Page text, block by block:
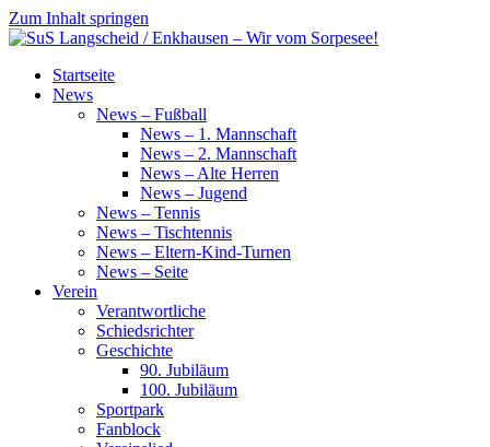
Zum Inhalt springen
SuS
Langscheid
Startseite
News
News – Fußball
News – 1. Mannschaft
News – 2. Mannschaft
News – Alte Herren
News – Jugend
News – Tennis
News – Tischtennis
News – Eltern-Kind-Turnen
News – Seite
Verein
Verantwortliche
Schiedsrichter
Geschichte
90. Jubiläum
100. Jubiläum
Sportpark
Fanblock